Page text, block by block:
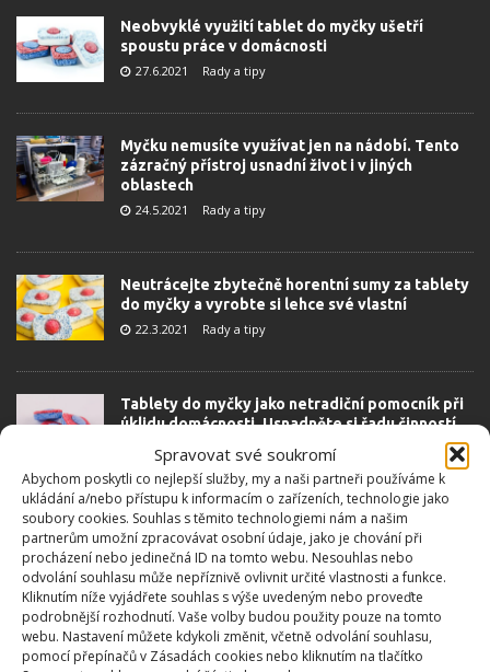
Spravovat své soukromí
Abychom poskytli co nejlepší služby, my a naši partneři používáme k
ukládání a/nebo přístupu k informacím o zařízeních, technologie jako
soubory cookies. Souhlas s těmito technologiemi nám a našim
partnerům umožní zpracovávat osobní údaje, jako je chování při
procházení nebo jedinečná ID na tomto webu. Nesouhlas nebo
odvolání souhlasu může nepříznivě ovlivnit určité vlastnosti a funkce.
Kliknutím níže vyjádřete souhlas s výše uvedeným nebo proveďte
podrobnější rozhodnutí. Vaše volby budou použity pouze na tomto
webu. Nastavení můžete kdykoli změnit, včetně odvolání souhlasu,
pomocí přepínačů v Zásadách cookies nebo kliknutím na tlačítko
Neobvyklé využití tablet do myčky ušetří
spoustu práce v domácnosti
27.6.2021 Rady a tipy
Myčku nemusíte využívat jen na nádobí. Tento
zázračný přístroj usnadní život i v jiných
oblastech
24.5.2021 Rady a tipy
Neutrácejte zbytečně horentní sumy za tablety
do myčky a vyrobte si lehce své vlastní
22.3.2021 Rady a tipy
Tablety do myčky jako netradiční pomocník při
úklidu domácnosti. Usnadněte si řadu činností
21.3.2021 Rady a tipy
Domácí tablety do myčky jsou stejně účinné
jako ty kupované, ale jejich cena je podstatně
nižší. Vyrobit je není problém
19.3.2021 Rady a tipy
Citron lze v domácnosti využít na mnoho